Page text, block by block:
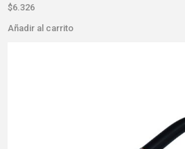
$6.326
Añadir al carrito